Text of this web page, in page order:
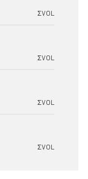
ΣVOL
ΣVOL
ΣVOL
ΣVOL